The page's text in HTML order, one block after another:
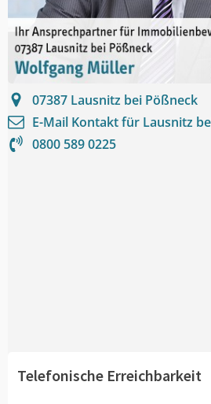
07387 Lausnitz bei Pößneck
E-Mail Kontakt für Lausnitz
0800 589 0225
Telefonische Erreichbarkeit